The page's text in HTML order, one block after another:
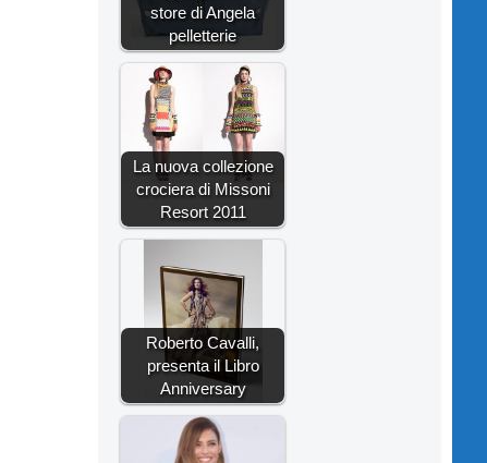
store di Angela
pelletterie
La nuova collezione
crociera di Missoni
Resort 2011
Roberto Cavalli,
presenta il Libro
Anniversary